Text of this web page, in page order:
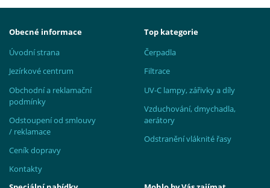
Obecné informace
Úvodní strana
Jezírkové centrum
Obchodní a reklamační
podmínky
Odstoupení od smlouvy
/ reklamace
Ceník dopravy
Kontakty
Top kategorie
Čerpadla
Filtrace
UV-C lampy, zářivky a díly
Vzduchování, dmychadla,
aerátory
Odstranění vláknité řasy